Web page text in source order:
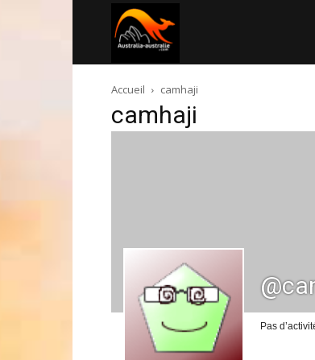
australie.com
Accueil camhaji
camhaji
Pas